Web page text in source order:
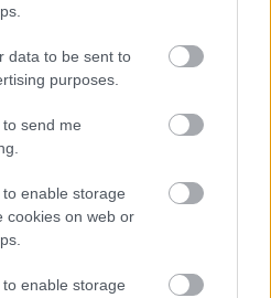
data to be sent to
purposes.
send me
enable storage
cookies on web or
enable storage
es adatot, és
megtudtuk a 2025-
HIRDETÉS